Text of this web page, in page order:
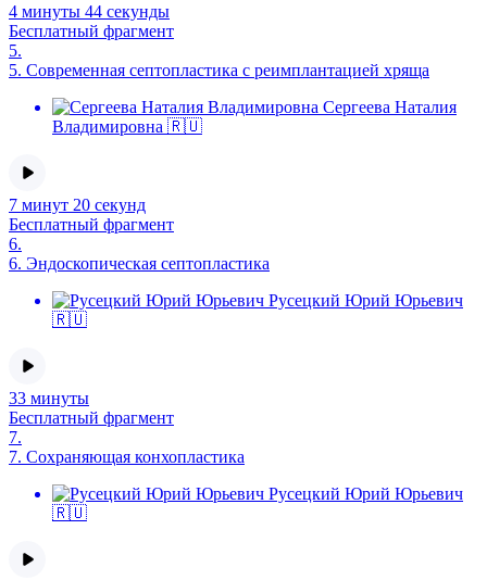
4 минуты 44 секунды
Бесплатный фрагмент
5.
5. Современная септопластика с реимплантацией хряща
Сергеева Наталия
Владимировна 🇷🇺
7 минут 20 секунд
Бесплатный фрагмент
6.
6. Эндоскопическая септопластика
Русецкий Юрий Юрьевич
🇷🇺
33 минуты
Бесплатный фрагмент
7.
7. Сохраняющая конхопластика
Русецкий Юрий Юрьевич
🇷🇺